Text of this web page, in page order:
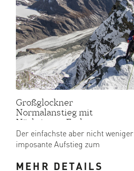
Großglockner
Normalanstieg mit
Nächtigung Erzherzog-
Johann Hütte
Der einfachste aber nicht weniger
imposante Aufstieg zum
MEHR DETAILS